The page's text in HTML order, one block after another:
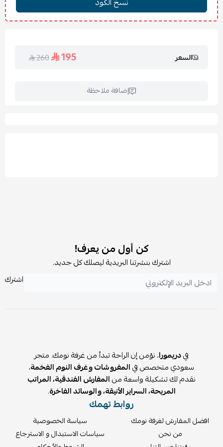
الأسئلة الشائعة:
س: هل مناسب لفصل الصيف؟
ج: نعم، مع مراعاة التعليمات للحفاظ على الجودة.
السعر 195
260
إضافة ملاحظة
كن أول من يعرف!
اشترك بنشرتنا البريدية ليصلك كل جديد.
اشترك
فيدريمورا، نؤمن إن الراحة تبدأ من غرفة نومك. متجر
سعودي متخصص فيالمفروشات وغرف النوم الفخمة،
نقدم لك تشكيلة واسعة منالمفارش الفندقية، المراتب
المريحة، السراير الأنيقة، والوسائد الفاخرة.
روابط تهمك
افضل المفارش لغرفة نومك
من نحن
سياسة الخصوصية
سياسات الاستبدال و الاسترجاع